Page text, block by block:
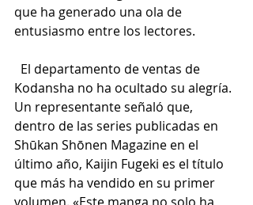
que ha generado una ola de
entusiasmo entre los lectores.
El departamento de ventas de
Kodansha no ha ocultado su alegría.
Un representante señaló que,
dentro de las series publicadas en
Shūkan Shōnen Magazine en el
último año, Kaijin Fugeki es el título
que más ha vendido en su primer